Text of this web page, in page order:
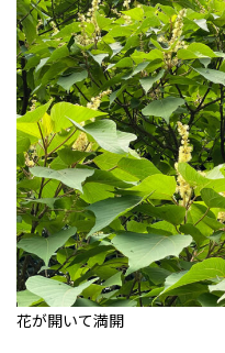
花が開いて満開